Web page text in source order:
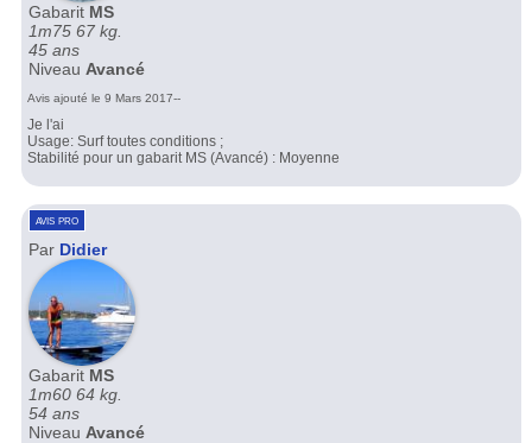
Gabarit MS
1m75 67 kg.
45 ans
Niveau Avancé
Avis ajouté le 9 Mars 2017--
Je l'ai
Usage: Surf toutes conditions ;
Stabilité pour un gabarit MS (Avancé) : Moyenne
avis pro
Par Didier
Gabarit MS
1m60 64 kg.
54 ans
Niveau Avancé